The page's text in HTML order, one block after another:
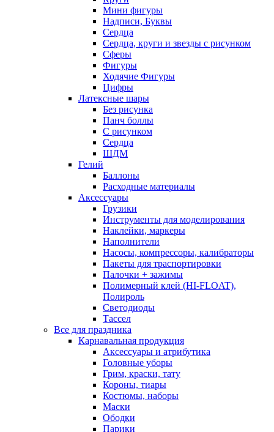
Мини фигуры
Надписи, Буквы
Сердца
Сердца, круги и звезды с рисунком
Сферы
Фигуры
Ходячие Фигуры
Цифры
Латексные шары
Без рисунка
Панч боллы
С рисунком
Сердца
ШДМ
Гелий
Баллоны
Расходные материалы
Аксессуары
Грузики
Инструменты для моделирования
Наклейки, маркеры
Наполнители
Насосы, компрессоры, калибраторы
Пакеты для траспортировки
Палочки + зажимы
Полимерный клей (HI-FLOAT),
Полироль
Светодиоды
Тассел
Все для праздника
Карнавальная продукция
Аксессуары и атрибутика
Головные уборы
Грим, краски, тату
Короны, тиары
Костюмы, наборы
Маски
Ободки
Парики